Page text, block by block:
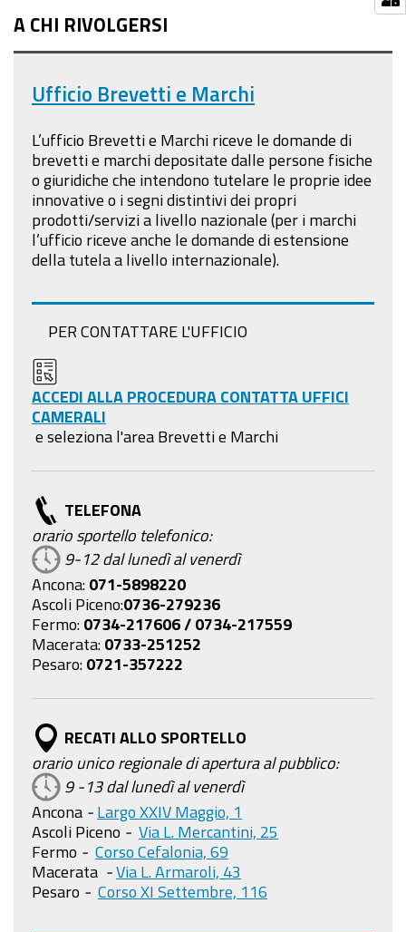
A CHI RIVOLGERSI
Ufficio Brevetti e Marchi
L’ufficio Brevetti e Marchi riceve le domande di
brevetti e marchi depositate dalle persone fisiche
o giuridiche che intendono tutelare le proprie idee
innovative o i segni distintivi dei propri
prodotti/servizi a livello nazionale (per i marchi
l’ufficio riceve anche le domande di estensione
della tutela a livello internazionale).
PER CONTATTARE L'UFFICIO
ACCEDI ALLA PROCEDURA CONTATTA UFFICI
CAMERALI
e seleziona l'area Brevetti e Marchi
TELEFONA
orario sportello telefonico:
9-12 dal lunedì al venerdì
Ancona: 071-5898220
Ascoli Piceno:0736-279236
Fermo: 0734-217606 / 0734-217559
Macerata: 0733-251252
Pesaro: 0721-357222
RECATI ALLO SPORTELLO
orario unico regionale di apertura al pubblico:
9 -13 dal lunedì al venerdì
Ancona - Largo XXIV Maggio, 1
Ascoli Piceno - Via L. Mercantini, 25
Fermo - Corso Cefalonia, 69
Macerata - Via L. Armaroli, 43
Pesaro - Corso XI Settembre, 116